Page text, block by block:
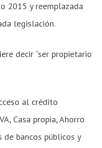
2015 y reemplazada
legislación.
decir “ser propietario
al crédito
Casa propia, Ahorro
bancos públicos y